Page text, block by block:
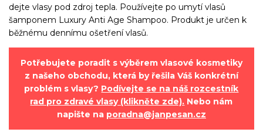
dejte vlasy pod zdroj tepla. Používejte po umytí vlasů
šamponem Luxury Anti Age Shampoo. Produkt je určen k
běžnému dennímu ošetření vlasů.
Potřebujete poradit s výběrem vlasové kosmetiky
z našeho obchodu, která by řešila Váš konkrétní
problém s vlasy? Podívejte se na náš rozcestník
rad pro zdravé vlasy (klikněte zde). Nebo nám
napište na poradna@janpesan.cz